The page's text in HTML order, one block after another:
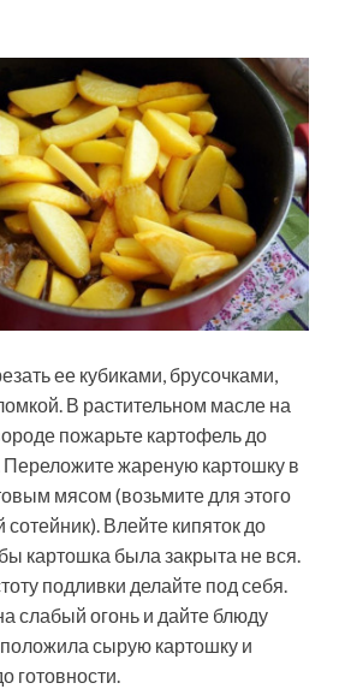
ее кубиками, брусочками,
В растительном масле на
пожарьте картофель до
Переложите жареную картошку в
мясом (возьмите для этого
Влейте кипяток до
картошка была закрыта не вся.
подливки делайте под себя.
слабый огонь и дайте блюду
положила сырую картошку и
готовности.